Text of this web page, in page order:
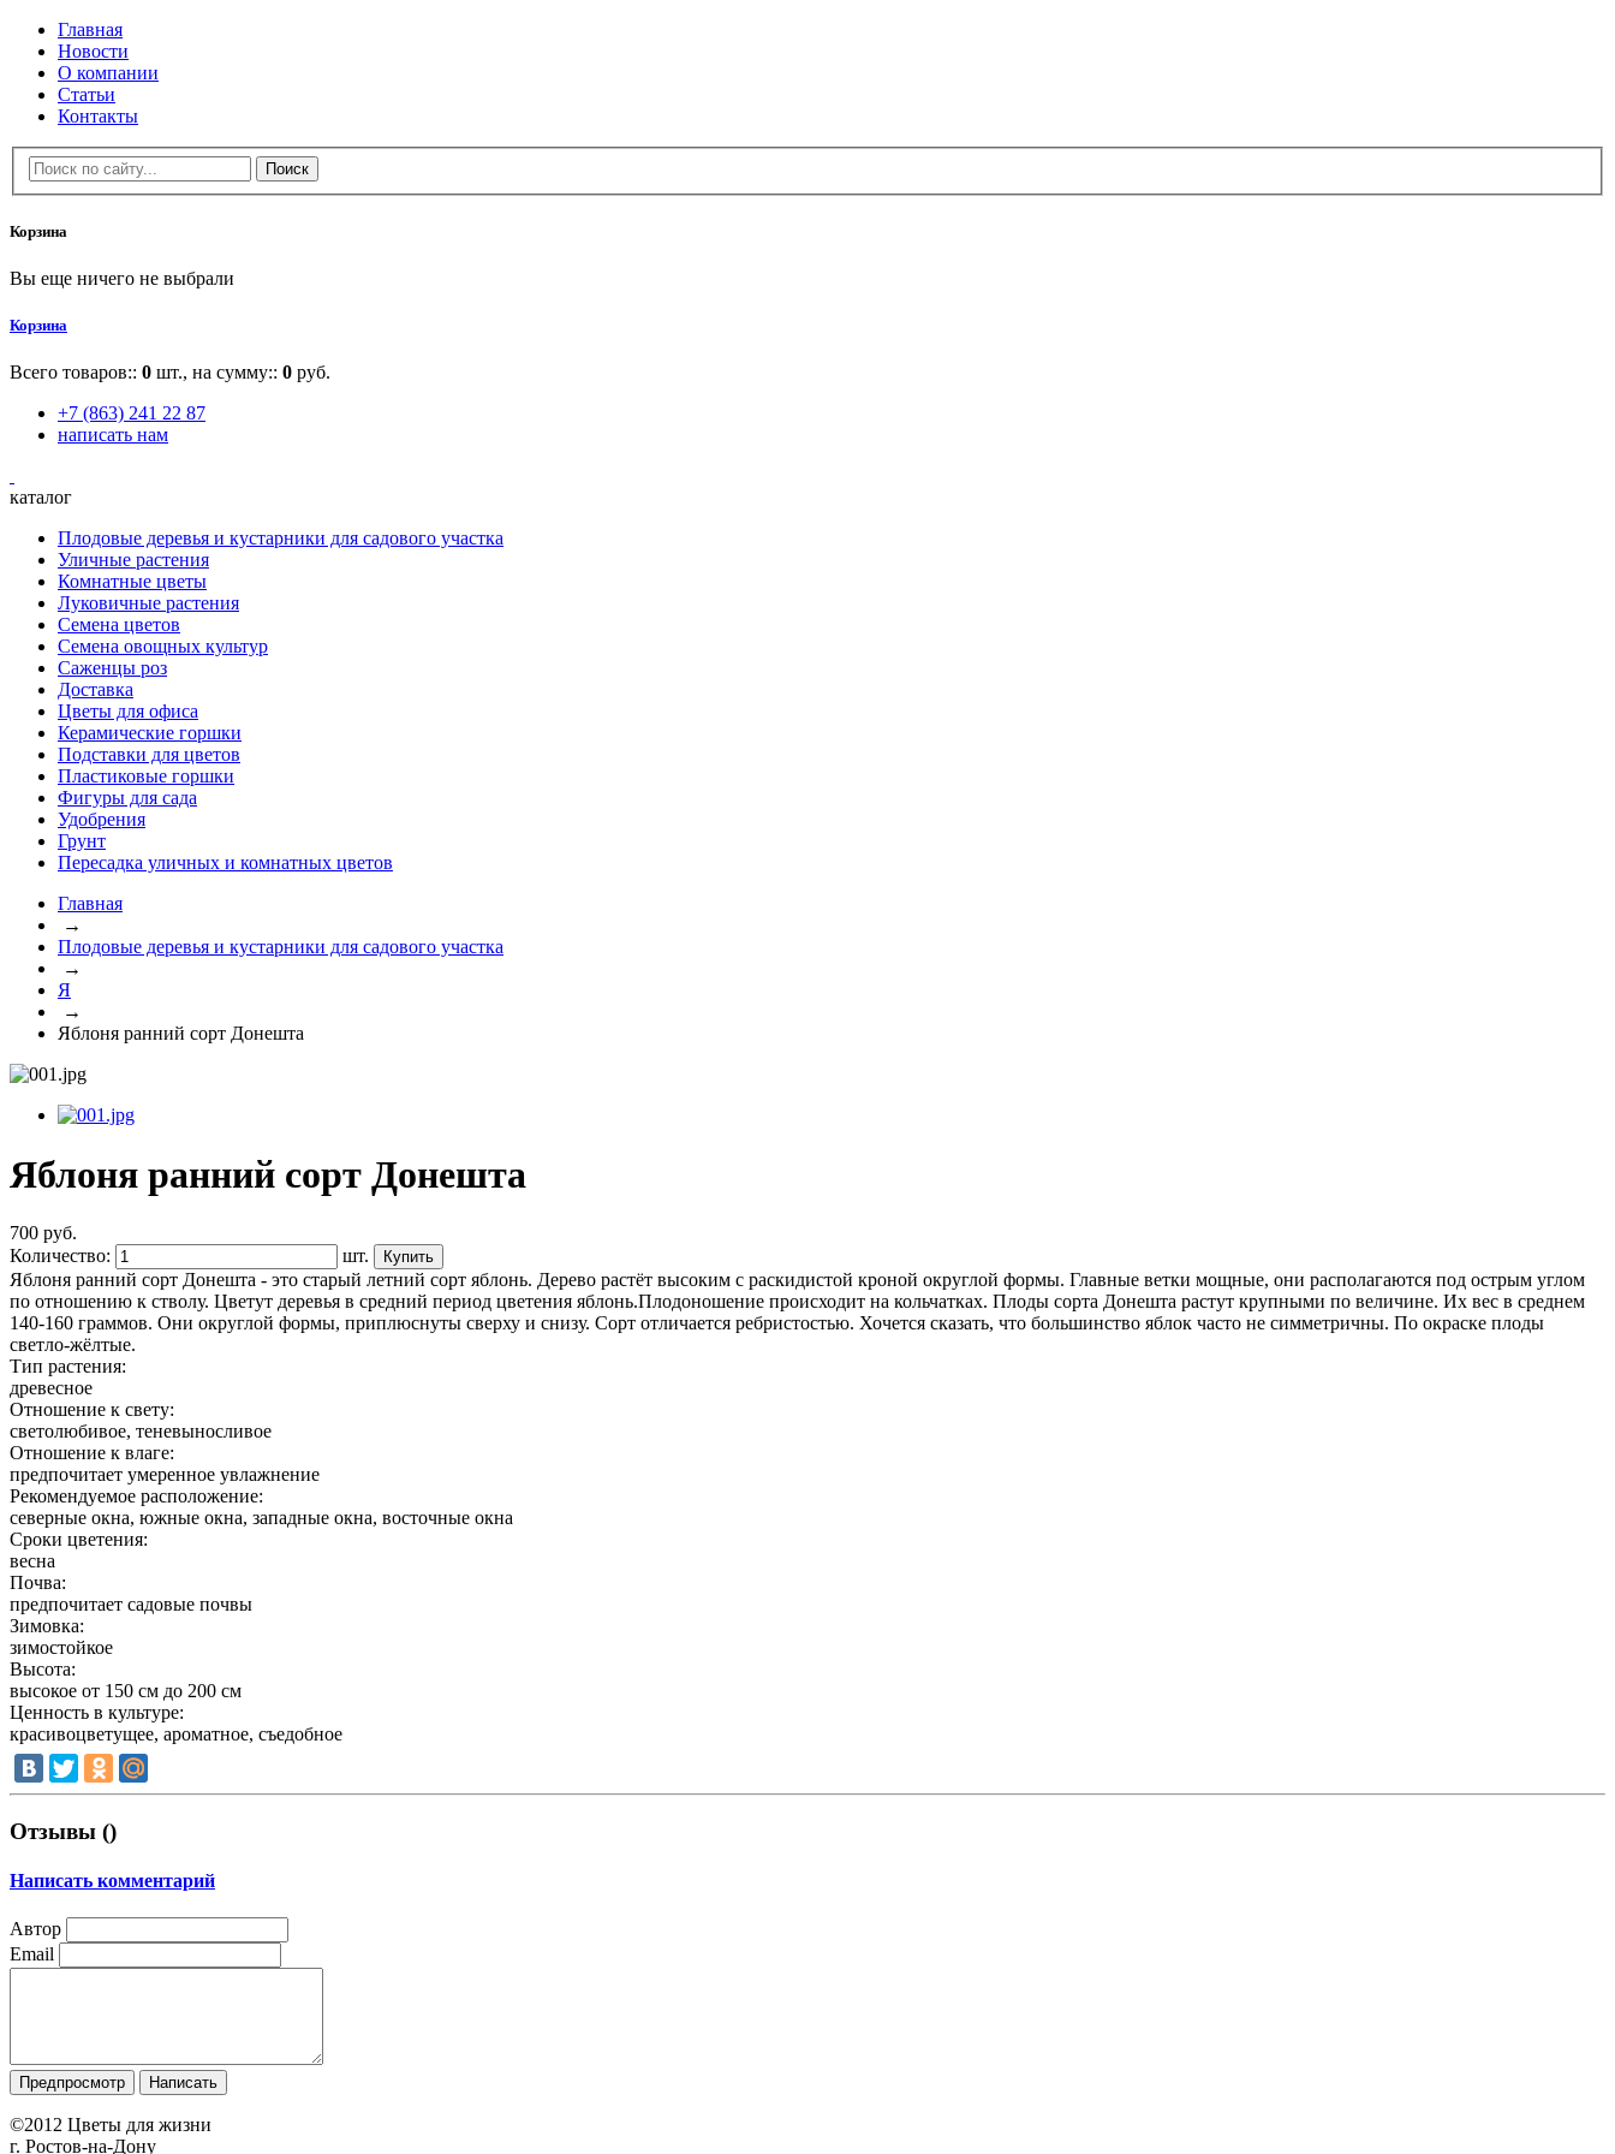
Главная
Новости
О компании
Статьи
Контакты
Корзина
Вы еще ничего не выбрали
Корзина
Всего товаров:: 0 шт., на сумму:: 0 руб.
+7 (863) 241 22 87
написать нам
каталог
Плодовые деревья и кустарники для садового участка
Уличные растения
Комнатные цветы
Луковичные растения
Семена цветов
Семена овощных культур
Саженцы роз
Доставка
Цветы для офиса
Керамические горшки
Подставки для цветов
Пластиковые горшки
Фигуры для сада
Удобрения
Грунт
Пересадка уличных и комнатных цветов
Главная
→
Плодовые деревья и кустарники для садового участка
→
Я
→
Яблоня ранний сорт Донешта
Яблоня ранний сорт Донешта
700 руб.
Количество:
шт. Купить
Яблоня ранний сорт Донешта - это старый летний сорт яблонь. Дерево растёт высоким с раскидистой кроной округлой формы. Главные ветки мощные, они располагаются под острым углом
по отношению к стволу. Цветут деревья в средний период цветения яблонь.Плодоношение происходит на кольчатках. Плоды сорта Донешта растут крупными по величине. Их вес в среднем
140-160 граммов. Они округлой формы, приплюснуты сверху и снизу. Сорт отличается ребристостью. Хочется сказать, что большинство яблок часто не симметричны. По окраске плоды
светло-жёлтые.
Тип растения:
древесное
Отношение к свету:
светолюбивое, теневыносливое
Отношение к влаге:
предпочитает умеренное увлажнение
Рекомендуемое расположение:
северные окна, южные окна, западные окна, восточные окна
Сроки цветения:
весна
Почва:
предпочитает садовые почвы
Зимовка:
зимостойкое
Высота:
высокое от 150 см до 200 см
Ценность в культуре:
красивоцветущее, ароматное, съедобное
Отзывы ()
Написать комментарий
Автор
Email
©2012 Цветы для жизни
г. Ростов-на-Дону